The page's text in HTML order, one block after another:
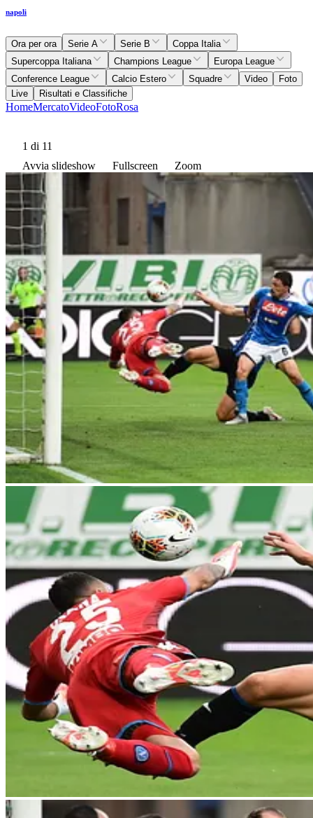
napoli
Ora per ora Serie A Serie B
Coppa Italia
Supercoppa Italiana
Champions League
Europa League
Conference League
Calcio Estero Squadre Video
Foto
Live
Risultati e Classifiche
HomeMercatoVideoFotoRosa
1 di 11
Avvia slideshow
Fullscreen Zoom